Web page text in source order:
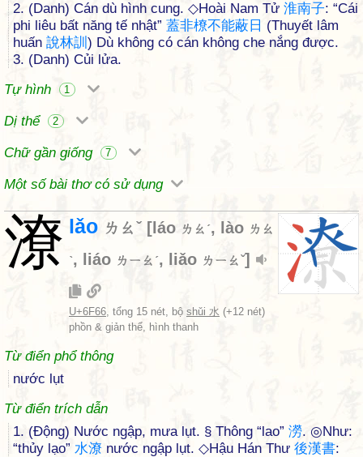
2. (Danh) Cán dù hình cung. ◇Hoài Nam Tử 淮南子: “Cái
phi liêu bất năng tế nhật” 蓋非橑不能蔽 日 (Thuyết lâm
huấn 說林訓 ) Dù không có cán không che nắng được.
3. (Danh) Củi lửa.
Tự hình
1
Dị thể 2
Chữ gần giống 7
Một số bài thơ có sử dụng
潦 lǎo ㄌㄠˇ [ láo ㄌㄠˊ, lào ㄌㄠ
ˋ, liáo ㄌㄧㄠˊ, liǎo ㄌㄧㄠˇ]
U+6F66, tổng 15 nét, bộ shǔi 水 (+12 nét)
phồn & giản thể, hình thanh
Từ điển phổ thông
nước lụt
Từ điển trích dẫn
1. (Động) Nước ngập, mưa lụt. § Thông “lao” 澇. ◎Như:
“thủy lạo” 水潦 nước ngập lụt. ◇Hậu Hán Thư 後漢書: